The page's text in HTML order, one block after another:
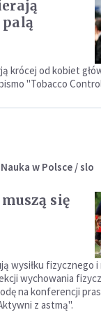
wcześniej, bo... palą
krócej od kobiet
"Tobacco
w Polsce / slo
się
wysiłku fizycznego
wychowania
na konferencji
z astmą".